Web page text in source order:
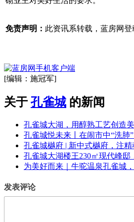
免责声明： 此资讯系转载，蓝房网
[编辑：施冠军]
关于 孔雀城 的新闻
孔雀城大湖，用醇熟工艺创造
孔雀城悦未来丨在闹市中“洗肺
孔雀城樾府 | 新中式樾府，注
孔雀城大湖楼王230㎡现代峰邸
为美好而来｜牛驼温泉孔雀城
发表评论